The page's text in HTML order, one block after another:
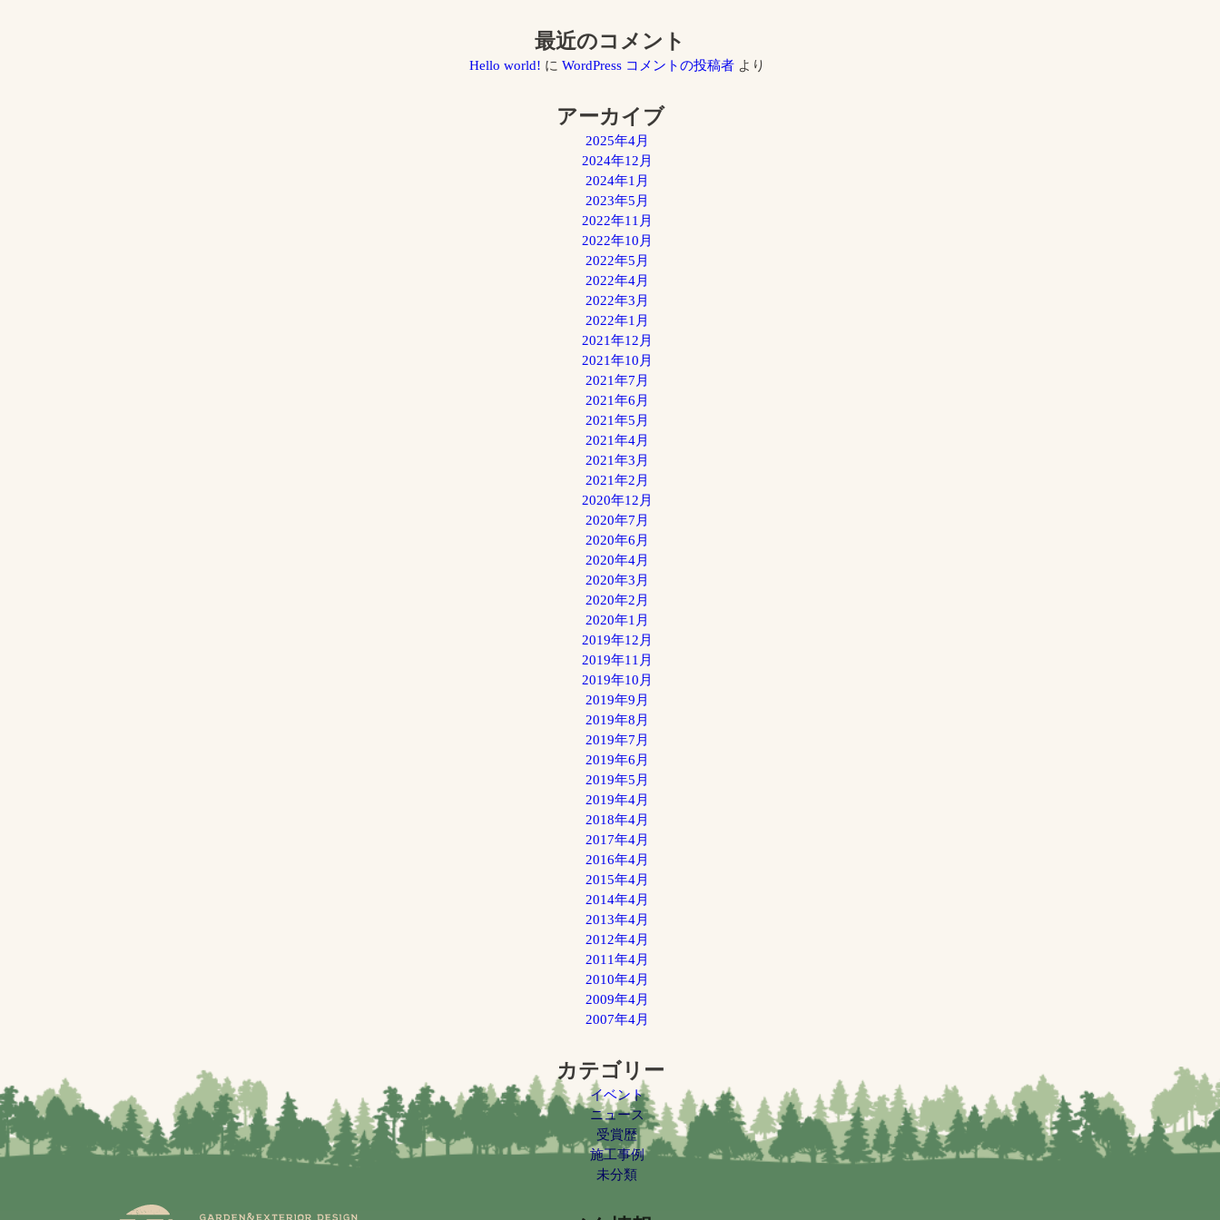
最近のコメント
Hello world! に WordPress コメントの投稿者より
アーカイブ
2025年4月
2024年12月
2024年1月
2023年5月
2022年11月
2022年10月
2022年5月
2022年4月
2022年3月
2022年1月
2021年12月
2021年10月
2021年7月
2021年6月
2021年5月
2021年4月
2021年3月
2021年2月
2020年12月
2020年7月
2020年6月
2020年4月
2020年3月
2020年2月
2020年1月
2019年12月
2019年11月
2019年10月
2019年9月
2019年8月
2019年7月
2019年6月
2019年5月
2019年4月
2018年4月
2017年4月
2016年4月
2015年4月
2014年4月
2013年4月
2012年4月
2011年4月
2010年4月
2009年4月
2007年4月
カテゴリー
イベント
ニュース
受賞歴
施工事例
未分類